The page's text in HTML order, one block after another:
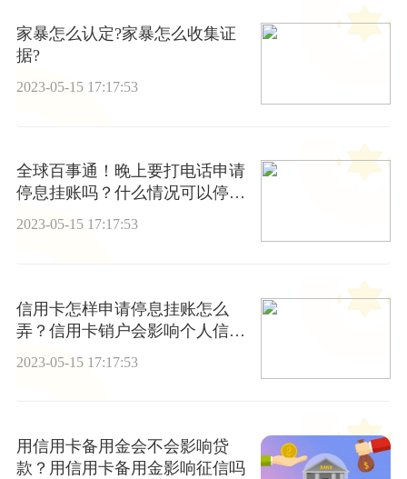
家暴怎么认定?家暴怎么收集证
据?
2023-05-15 17:17:53
全球百事通！晚上要打电话申请
停息挂账吗？什么情况可以停息
挂账？
2023-05-15 17:17:53
信用卡怎样申请停息挂账怎么
弄？信用卡销户会影响个人信用
2023-05-15 17:17:53
用信用卡备用金会不会影响贷
款？用信用卡备用金影响征信吗